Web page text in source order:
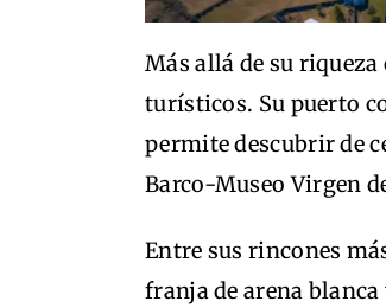
Más allá de su
turísticos. Su puerto
permite descubrir de
Barco-Museo Virgen
Entre sus rincones
franja de arena